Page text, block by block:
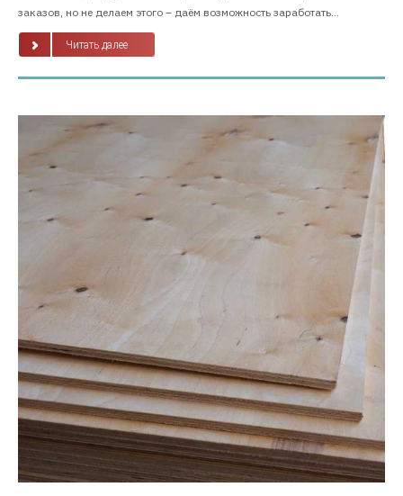
заказов, но не делаем этого – даём возможность заработать...
Читать далее